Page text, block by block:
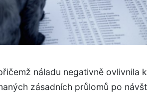
náladu negativně ovlivnila
zásadních průlomů po